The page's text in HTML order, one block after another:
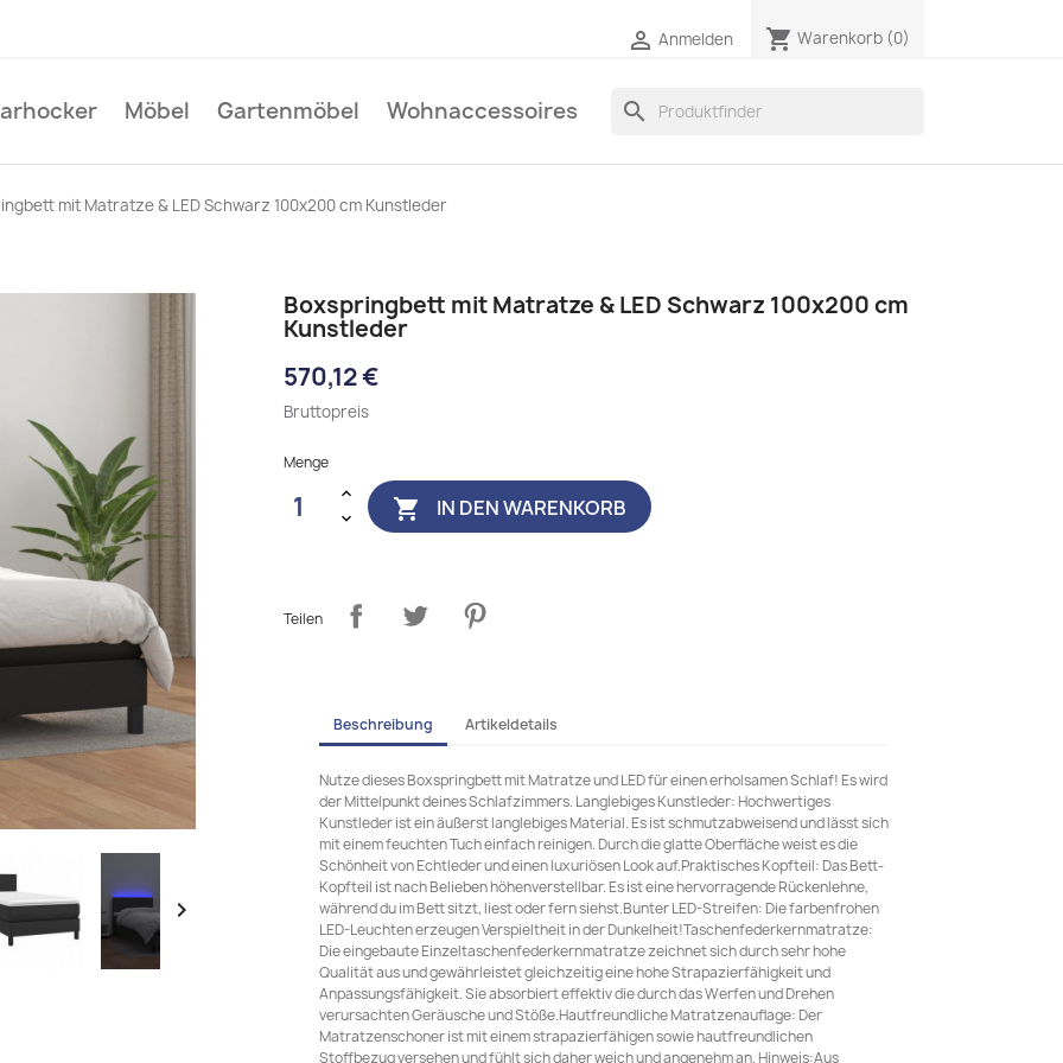
 Anmelden shopping_cart Warenkorb (0)
Möbel Gartenmöbel Wohnaccessoires search
mit Matratze & LED Schwarz 100x200 cm Kunstleder

Boxspringbett mit Matratze & LED Schwarz 100x200 cm
Kunstleder
570,12 €
Bruttopreis
Menge
 IN DEN WARENKORB
Teilen
Beschreibung Artikeldetails
Nutze dieses Boxspringbett mit Matratze und LED für einen erholsamen Schlaf! Es wird
der Mittelpunkt deines Schlafzimmers. Langlebiges Kunstleder: Hochwertiges
Kunstleder ist ein äußerst langlebiges Material. Es ist schmutzabweisend und lässt sich
mit einem feuchten Tuch einfach reinigen. Durch die glatte Oberfläche weist es die
Schönheit von Echtleder und einen luxuriösen Look auf.Praktisches Kopfteil: Das Bett-
Kopfteil ist nach Belieben höhenverstellbar. Es ist eine hervorragende Rückenlehne,
während du im Bett sitzt, liest oder fern siehst.Bunter LED-Streifen: Die farbenfrohen
LED-Leuchten erzeugen Verspieltheit in der Dunkelheit!Taschenfederkernmatratze:
Die eingebaute Einzeltaschenfederkernmatratze zeichnet sich durch sehr hohe
Qualität aus und gewährleistet gleichzeitig eine hohe Strapazierfähigkeit und
Anpassungsfähigkeit. Sie absorbiert effektiv die durch das Werfen und Drehen
verursachten Geräusche und Stöße.Hautfreundliche Matratzenauflage: Der
Matratzenschoner ist mit einem strapazierfähigen sowie hautfreundlichen
Stoffbezug versehen und fühlt sich daher weich und angenehm an. Hinweis:Aus